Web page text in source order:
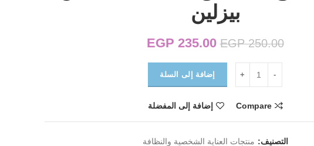
بيزلين
EGP250.00 السعر الأصلي هو: EGP 250.00.
EGP 235.00
إضافة إلى السلة
Compare إضافة إلى المفضلة
التصنيف: منتجات العناية الشخصية والنظافة